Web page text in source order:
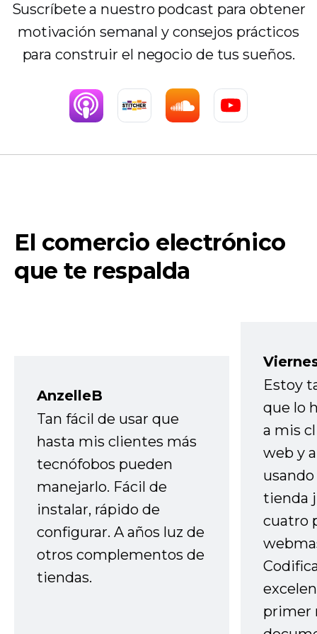
Suscríbete a nuestro podcast para obtener
motivación semanal y consejos prácticos
para construir el negocio de tus sueños.
El comercio electrónico
que te respalda
AnzelleB
Tan fácil de usar que
hasta mis clientes más
tecnófobos pueden
manejarlo. Fácil de
instalar, rápido de
configurar. A años luz de
otros complementos de
tiendas.
Estoy
que lo
a mis
web y
tienda
cuatro
primer